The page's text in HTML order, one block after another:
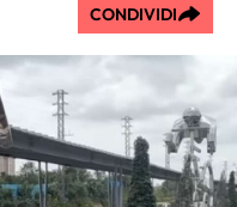
CONDIVIDI